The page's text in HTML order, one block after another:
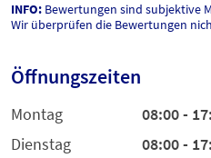
INFO: Bewertungen sind subjektive
Wir überprüfen die Bewertungen
Öffnungszeiten
Montag
08:00 -
Dienstag
08:00 -